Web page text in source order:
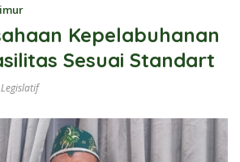
Kepelabuhanan
Sesuai Standart
Legislatif